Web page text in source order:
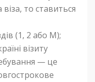
то ставиться
(1, 2 або M);
візиту
— це